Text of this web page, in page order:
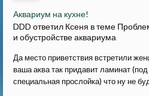
Аквариум на кухне!
DDD ответил Ксеня в теме
и обустройстве аквариума
Да место приветствия встретили
ваша аква так придавит ламинат
специальная прослойка) что ну не